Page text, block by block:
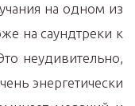
на одном из
на саундтреки к
неудивительно,
энергетически